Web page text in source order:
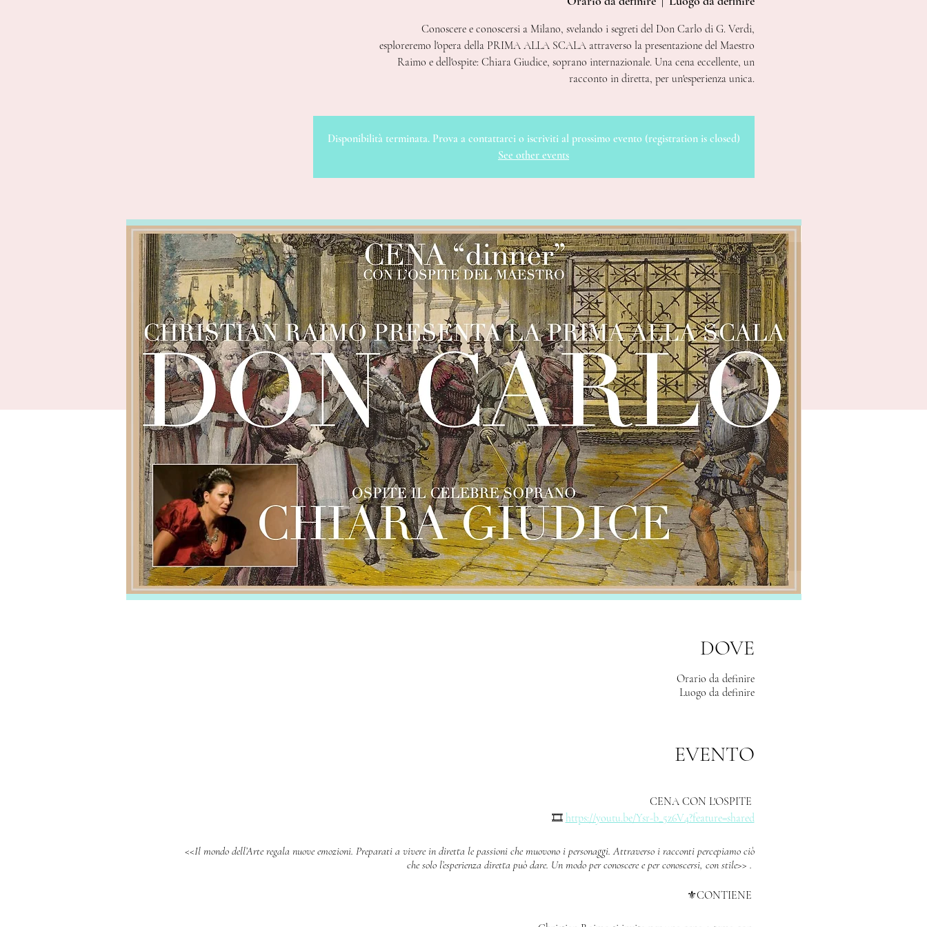
Conoscere e conoscersi a Milano, svelando i segreti del Don Carlo di G. Verdi,
esploreremo l'opera della PRIMA ALLA SCALA attraverso la presentazione del Maestro
Raimo e dell'ospite: Chiara Giudice, soprano internazionale. Una cena eccellente, un
racconto in diretta, per un'esperienza unica.
Disponibilità terminata. Prova a contattarci o iscriviti al prossimo evento (registration is closed)
See other events
DOVE
Orario da definire
Luogo da definire
EVENTO
CENA CON L'OSPITE
🎞️ https://youtu.be/Ysr-b_5z6V4?feature=shared
<<Il mondo dell’Arte regala nuove emozioni. Preparati a vivere in diretta le passioni che muovono i personaggi. Attraverso i racconti percepiamo ciò
che solo l’esperienza diretta può dare. Un modo per conoscere e per conoscersi, con stile>> .
⚜️CONTIENE